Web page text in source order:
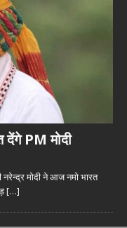
देंगे PM मोदी
नरेन्द्र मोदी ने आज नमो भारत
[…]